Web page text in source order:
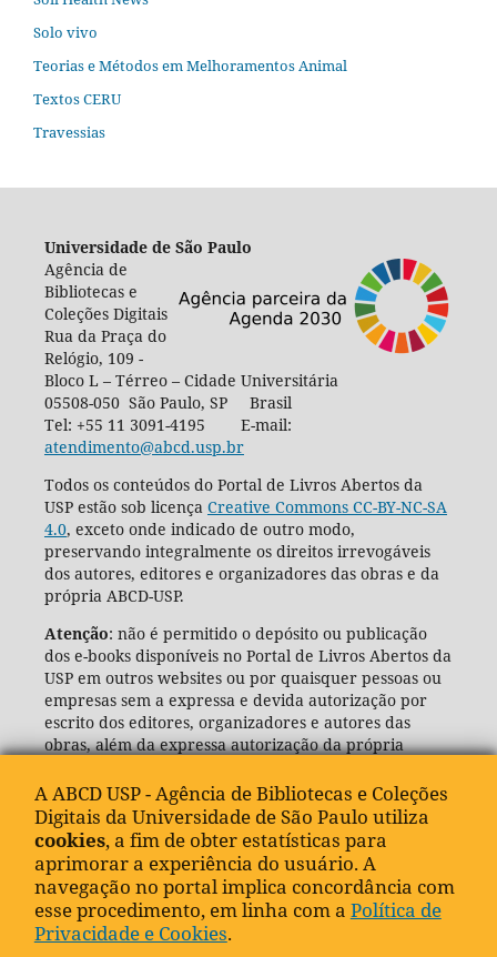
Solo vivo
Teorias e Métodos em Melhoramentos Animal
Textos CERU
Travessias
Universidade de São Paulo
Agência de
Bibliotecas e
Coleções Digitais
Rua da Praça do
Relógio, 109 -
Bloco L – Térreo – Cidade Universitária
05508-050 São Paulo, SP Brasil
Tel: +55 11 3091-4195 E-mail:
atendimento@abcd.usp.br
Todos os conteúdos do Portal de Livros Abertos da
USP estão sob licença Creative Commons CC-BY-NC-SA
4.0, exceto onde indicado de outro modo,
preservando integralmente os direitos irrevogáveis
dos autores, editores e organizadores das obras e da
própria ABCD-USP.
Atenção: não é permitido o depósito ou publicação
dos e-books disponíveis no Portal de Livros Abertos da
USP em outros websites ou por quaisquer pessoas ou
empresas sem a expressa e devida autorização por
escrito dos editores, organizadores e autores das
obras, além da expressa autorização da própria
(ABCD-USP).
A ABCD USP - Agência de Bibliotecas e Coleções
Digitais da Universidade de São Paulo utiliza
cookies, a fim de obter estatísticas para
aprimorar a experiência do usuário. A
navegação no portal implica concordância com
esse procedimento, em linha com a Política de
Privacidade e Cookies.